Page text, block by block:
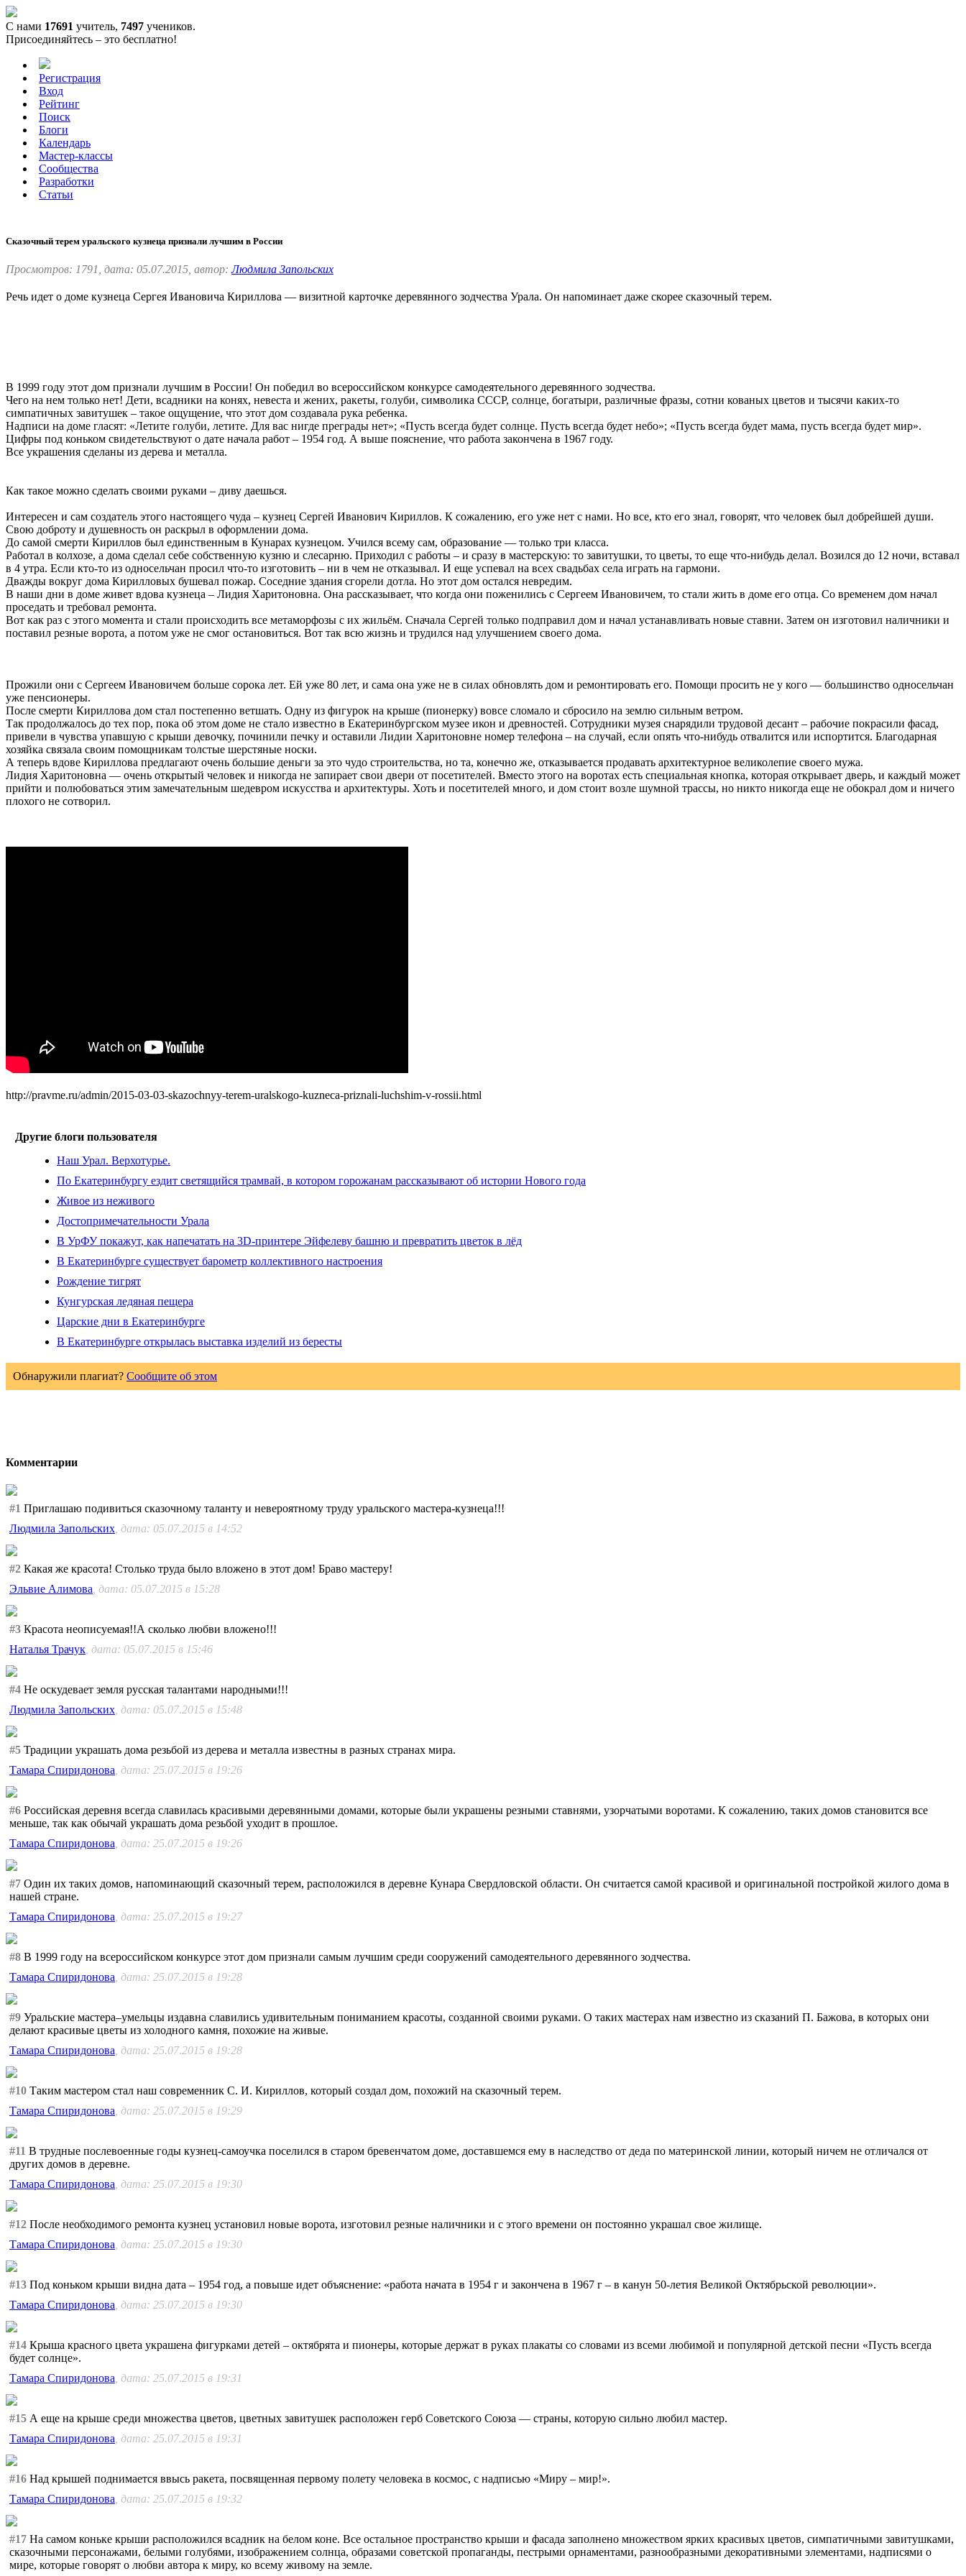
С нами 17691 учитель, 7497 учеников.
Присоединяйтесь – это бесплатно!
Регистрация
Вход
Рейтинг
Поиск
Блоги
Календарь
Мастер-классы
Сообщества
Разработки
Статьи
Сказочный терем уральского кузнеца признали лучшим в России
Просмотров: 1791, дата: 05.07.2015, автор:Людмила Запольских
Речь идет о доме кузнеца Сергея Ивановича Кириллова — визитной карточке деревянного зодчества Урала. Он напоминает даже скорее сказочный терем.
В 1999 году этот дом признали лучшим в России! Он победил во всероссийском конкурсе самодеятельного деревянного зодчества.
Чего на нем только нет! Дети, всадники на конях, невеста и жених, ракеты, голуби, символика СССР, солнце, богатыри, различные фразы, сотни кованых цветов и тысячи каких-то
симпатичных завитушек – такое ощущение, что этот дом создавала рука ребенка.
Надписи на доме гласят: «Летите голуби, летите. Для вас нигде преграды нет»; «Пусть всегда будет солнце. Пусть всегда будет небо»; «Пусть всегда будет мама, пусть всегда будет мир».
Цифры под коньком свидетельствуют о дате начала работ – 1954 год. А выше пояснение, что работа закончена в 1967 году.
Все украшения сделаны из дерева и металла.
Как такое можно сделать своими руками – диву даешься.
Интересен и сам создатель этого настоящего чуда – кузнец Сергей Иванович Кириллов. К сожалению, его уже нет с нами. Но все, кто его знал, говорят, что человек был добрейшей души.
Свою доброту и душевность он раскрыл в оформлении дома.
До самой смерти Кириллов был единственным в Кунарах кузнецом. Учился всему сам, образование — только три класса.
Работал в колхозе, а дома сделал себе собственную кузню и слесарню. Приходил с работы – и сразу в мастерскую: то завитушки, то цветы, то еще что-нибудь делал. Возился до 12 ночи, вставал
в 4 утра. Если кто-то из односельчан просил что-то изготовить – ни в чем не отказывал. И еще успевал на всех свадьбах села играть на гармони.
Дважды вокруг дома Кирилловых бушевал пожар. Соседние здания сгорели дотла. Но этот дом остался невредим.
В наши дни в доме живет вдова кузнеца – Лидия Харитоновна. Она рассказывает, что когда они поженились с Сергеем Ивановичем, то стали жить в доме его отца. Со временем дом начал
проседать и требовал ремонта.
Вот как раз с этого момента и стали происходить все метаморфозы с их жильём. Сначала Сергей только подправил дом и начал устанавливать новые ставни. Затем он изготовил наличники и
поставил резные ворота, а потом уже не смог остановиться. Вот так всю жизнь и трудился над улучшением своего дома.
Прожили они с Сергеем Ивановичем больше сорока лет. Ей уже 80 лет, и сама она уже не в силах обновлять дом и ремонтировать его. Помощи просить не у кого — большинство односельчан
уже пенсионеры.
После смерти Кириллова дом стал постепенно ветшать. Одну из фигурок на крыше (пионерку) вовсе сломало и сбросило на землю сильным ветром.
Так продолжалось до тех пор, пока об этом доме не стало известно в Екатеринбургском музее икон и древностей. Сотрудники музея снарядили трудовой десант – рабочие покрасили фасад,
привели в чувства упавшую с крыши девочку, починили печку и оставили Лидии Харитоновне номер телефона – на случай, если опять что-нибудь отвалится или испортится. Благодарная
хозяйка связала своим помощникам толстые шерстяные носки.
А теперь вдове Кириллова предлагают очень большие деньги за это чудо строительства, но та, конечно же, отказывается продавать архитектурное великолепие своего мужа.
Лидия Харитоновна — очень открытый человек и никогда не запирает свои двери от посетителей. Вместо этого на воротах есть специальная кнопка, которая открывает дверь, и каждый может
прийти и полюбоваться этим замечательным шедевром искусства и архитектуры. Хоть и посетителей много, и дом стоит возле шумной трассы, но никто никогда еще не обокрал дом и ничего
плохого не сотворил.
http://pravme.ru/admin/2015-03-03-skazochnyy-terem-uralskogo-kuzneca-priznali-luchshim-v-rossii.html
Другие блоги пользователя
Наш Урал. Верхотурье.
По Екатеринбургу ездит светящийся трамвай, в котором горожанам рассказывают об истории Нового года
Живое из неживого
Достопримечательности Урала
В УрФУ покажут, как напечатать на 3D-принтере Эйфелеву башню и превратить цветок в лёд
В Екатеринбурге существует барометр коллективного настроения
Рождение тигрят
Кунгурская ледяная пещера
Царские дни в Екатеринбурге
В Екатеринбурге открылась выставка изделий из бересты
Обнаружили плагиат? Сообщите об этом
Комментарии
#1 Приглашаю подивиться сказочному таланту и невероятному труду уральского мастера-кузнеца!!!
Людмила Запольских , дата: 05.07.2015 в 14:52
#2 Какая же красота! Столько труда было вложено в этот дом! Браво мастеру!
Эльвие Алимова , дата: 05.07.2015 в 15:28
#3 Красота неописуемая!!А сколько любви вложено!!!
Наталья Трачук , дата: 05.07.2015 в 15:46
#4 Не оскудевает земля русская талантами народными!!!
Людмила Запольских , дата: 05.07.2015 в 15:48
#5 Традиции украшать дома резьбой из дерева и металла известны в разных странах мира.
Тамара Спиридонова , дата: 25.07.2015 в 19:26
#6 Российская деревня всегда славилась красивыми деревянными домами, которые были украшены резными ставнями, узорчатыми воротами. К сожалению, таких домов становится все
меньше, так как обычай украшать дома резьбой уходит в прошлое.
Тамара Спиридонова , дата: 25.07.2015 в 19:26
#7 Один их таких домов, напоминающий сказочный терем, расположился в деревне Кунара Свердловской области. Он считается самой красивой и оригинальной постройкой жилого дома в
нашей стране.
Тамара Спиридонова , дата: 25.07.2015 в 19:27
#8 В 1999 году на всероссийском конкурсе этот дом признали самым лучшим среди сооружений самодеятельного деревянного зодчества.
Тамара Спиридонова , дата: 25.07.2015 в 19:28
#9 Уральские мастера–умельцы издавна славились удивительным пониманием красоты, созданной своими руками. О таких мастерах нам известно из сказаний П. Бажова, в которых они
делают красивые цветы из холодного камня, похожие на живые.
Тамара Спиридонова , дата: 25.07.2015 в 19:28
#10 Таким мастером стал наш современник С. И. Кириллов, который создал дом, похожий на сказочный терем.
Тамара Спиридонова , дата: 25.07.2015 в 19:29
#11 В трудные послевоенные годы кузнец-самоучка поселился в старом бревенчатом доме, доставшемся ему в наследство от деда по материнской линии, который ничем не отличался от
других домов в деревне.
Тамара Спиридонова , дата: 25.07.2015 в 19:30
#12 После необходимого ремонта кузнец установил новые ворота, изготовил резные наличники и с этого времени он постоянно украшал свое жилище.
Тамара Спиридонова , дата: 25.07.2015 в 19:30
#13 Под коньком крыши видна дата – 1954 год, а повыше идет объяснение: «работа начата в 1954 г и закончена в 1967 г – в канун 50-летия Великой Октябрьской революции».
Тамара Спиридонова , дата: 25.07.2015 в 19:30
#14 Крыша красного цвета украшена фигурками детей – октябрята и пионеры, которые держат в руках плакаты со словами из всеми любимой и популярной детской песни «Пусть всегда
будет солнце».
Тамара Спиридонова , дата: 25.07.2015 в 19:31
#15 А еще на крыше среди множества цветов, цветных завитушек расположен герб Советского Союза — страны, которую сильно любил мастер.
Тамара Спиридонова , дата: 25.07.2015 в 19:31
#16 Над крышей поднимается ввысь ракета, посвященная первому полету человека в космос, с надписью «Миру – мир!».
Тамара Спиридонова , дата: 25.07.2015 в 19:32
#17 На самом коньке крыши расположился всадник на белом коне. Все остальное пространство крыши и фасада заполнено множеством ярких красивых цветов, симпатичными завитушками,
сказочными персонажами, белыми голубями, изображением солнца, образами советской пропаганды, пестрыми орнаментами, разнообразными декоративными элементами, надписями о
мире, которые говорят о любви автора к миру, ко всему живому на земле.